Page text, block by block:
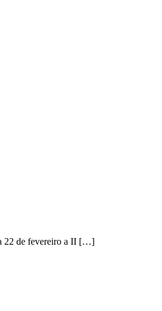
22 de fevereiro a II […]